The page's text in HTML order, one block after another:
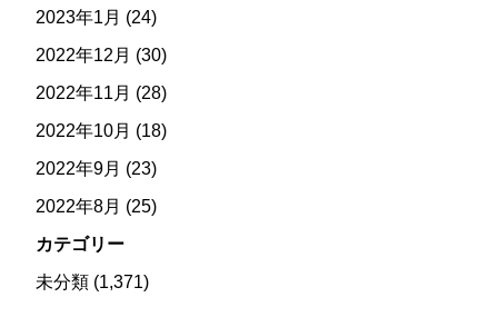
2023年1月 (24)
2022年12月 (30)
2022年11月 (28)
2022年10月 (18)
2022年9月 (23)
2022年8月 (25)
カテゴリー
未分類(1,371)